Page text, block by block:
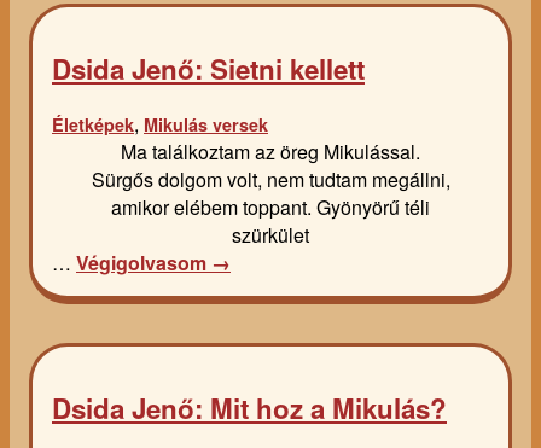
Dsida Jenő: Sietni kellett
Életképek, Mikulás versek
Ma találkoztam az öreg Mikulással.
Sürgős dolgom volt, nem tudtam megállni,
amikor elébem toppant. Gyönyörű téli
szürkület
… Végigolvasom →
Dsida Jenő: Mit hoz a Mikulás?